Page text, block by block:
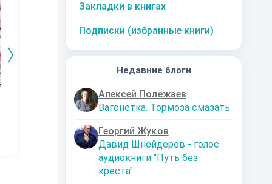
Закладки в книгах
Подписки (избранные книги)
Недавние блоги
Алексей Полежаев
Вагонетка. Тормоза смазать
Георгий Жуков
Давид Шнейдеров - голос
аудиокниги "Путь без
креста"
Осколки чего-то
(Мильдегард)
Реннет Лассель
Упоров Владимир
Его голубые глаза.
Серебряная пуля